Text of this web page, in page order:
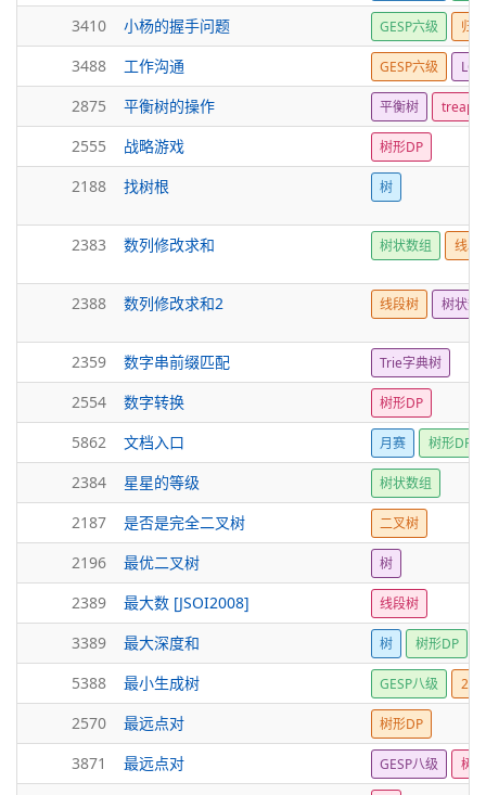
3410 小杨的握手问题 GESP六级 归
3488 工作沟通 GESP六级 LCA
2875 平衡树的操作 平衡树 treap
2555 战略游戏 树形DP
2188 找树根 树
2383 数列修改求和 树状数组 线段
2388 数列修改求和2 线段树 树状数
2359 数字串前缀匹配 Trie字典树
2554 数字转换 树形DP
5862 文档入口 月赛 树形DP
2384 星星的等级 树状数组
2187 是否是完全二叉树 二叉树
2196 最优二叉树 树
2389 最大数 [JSOI2008] 线段树
3389 最大深度和 树 树形DP
5388 最小生成树 GESP八级 25
2570 最远点对 树形DP
3871 最远点对 GESP八级 树